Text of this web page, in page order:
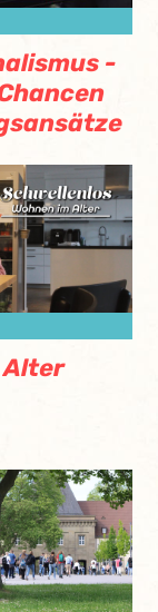
-
Alter